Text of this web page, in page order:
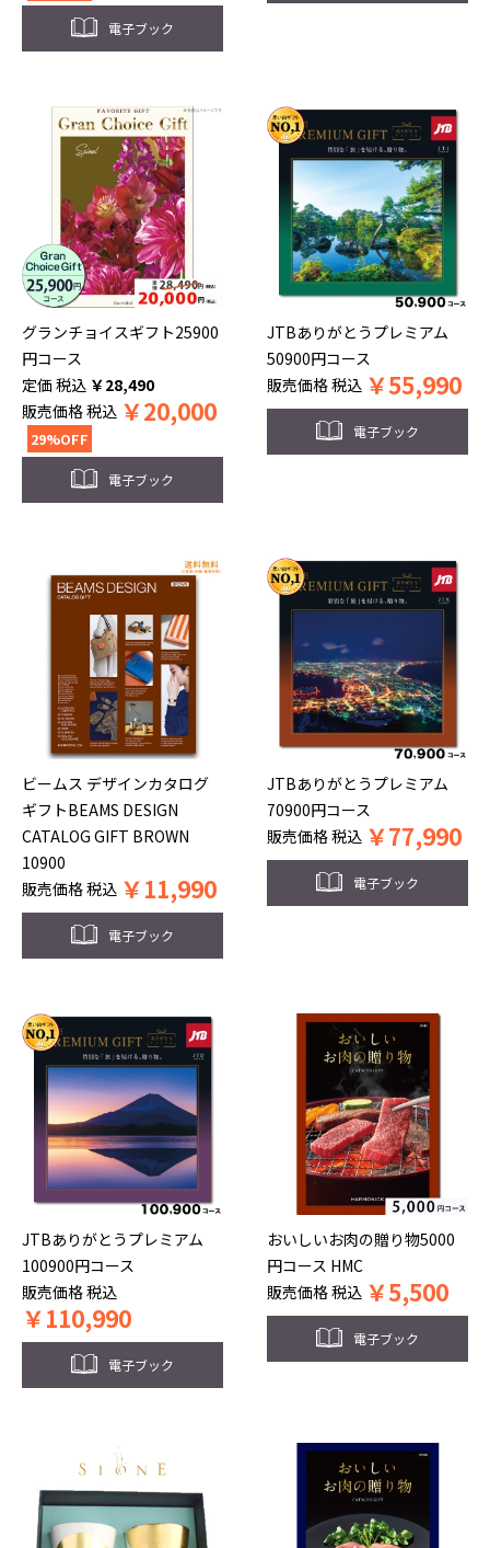
電子ブック
グランチョイスギフト25900
円コース
税込 ￥28,490
販売価格税込 ￥20,000
29%OFF
電子ブック
JTBありがとうプレミアム
50900円コース
販売価格税込 ￥55,990
電子ブック
ビームス デザインカタログ
ギフトBEAMS DESIGN
CATALOG GIFT BROWN
10900
販売価格税込 ￥11,990
電子ブック
JTBありがとうプレミアム
70900円コース
販売価格税込 ￥77,990
電子ブック
JTBありがとうプレミアム
100900円コース
販売価格税込
￥110,990
電子ブック
おいしいお肉の贈り物5000
円コース HMC
販売価格税込 ￥5,500
電子ブック